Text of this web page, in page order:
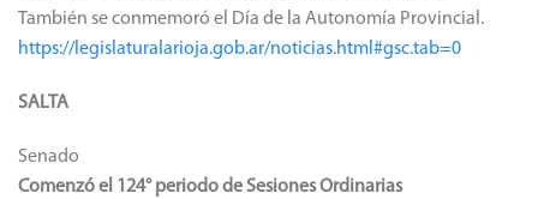
También se conmemoró el Día de la Autonomía Provincial.
https://legislaturalarioja.gob.ar/noticias.html#gsc.tab=0
SALTA
Senado
Comenzó el 124° periodo de Sesiones Ordinarias